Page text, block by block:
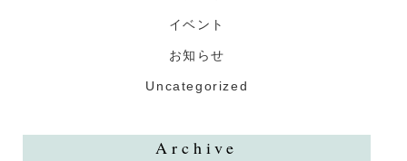
イベント
お知らせ
Uncategorized
Archive